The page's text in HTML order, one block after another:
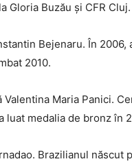
Gloria Buzău și CFR Cluj.
Bejenaru. În
2010.
Maria Panici.
luat medalia de bronz în
Brazilianul